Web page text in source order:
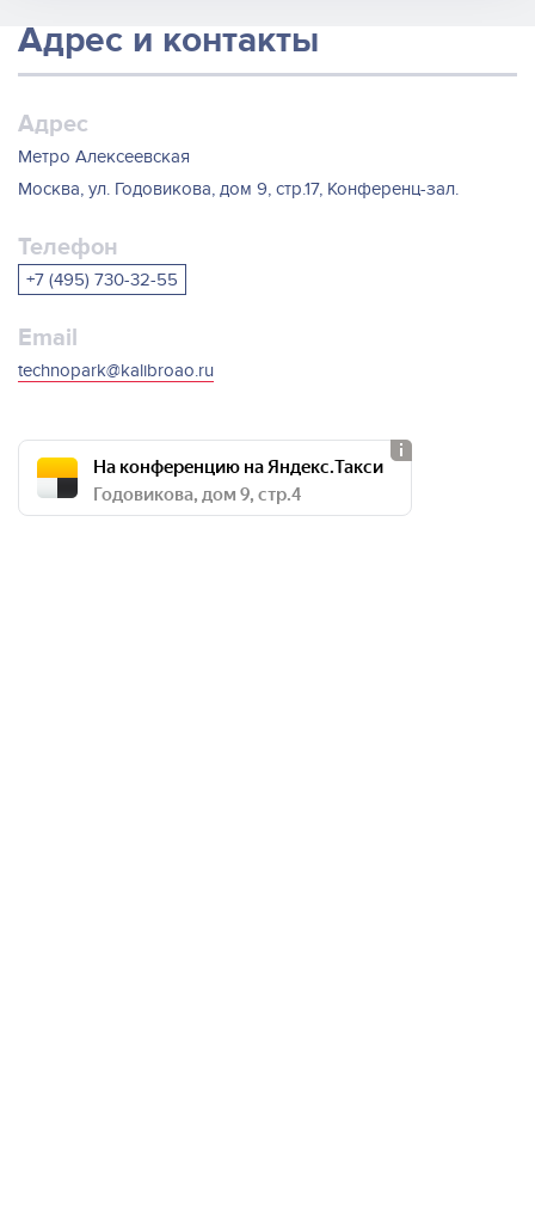
Адрес и контакты
Адрес
Метро Алексеевская
Москва, ул. Годовикова, дом 9, стр.17, Конференц-зал.
Телефон
+7 (495) 730-32-55
Email
technopark@kalibroao.ru
На конференцию на Яндекс.Такси
Годовикова, дом 9, стр.4